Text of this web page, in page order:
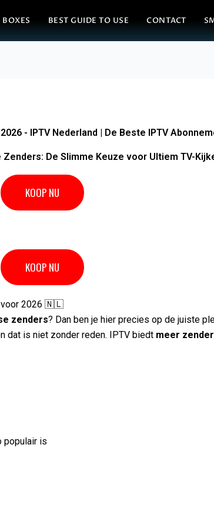
BOXES BEST GUIDE TO USE CONTACT
- IPTV Nederland | De Beste IPTV
De Slimme Keuze voor Ultiem TV-
KOOP NU
KOOP NU
voor 2026 🇳🇱
zenders? Dan ben je hier precies op de juiste
dat is niet zonder reden. IPTV biedt meer
populair is